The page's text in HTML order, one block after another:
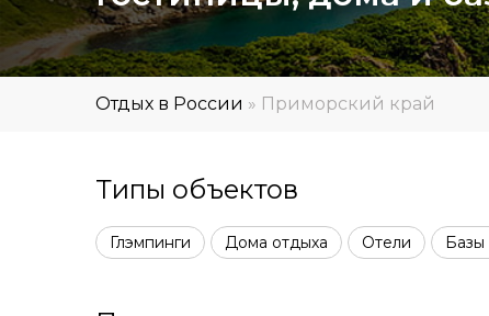
Отдых в России » Приморский край
Типы объектов
Глэмпинги Дома отдыха Отели Базы